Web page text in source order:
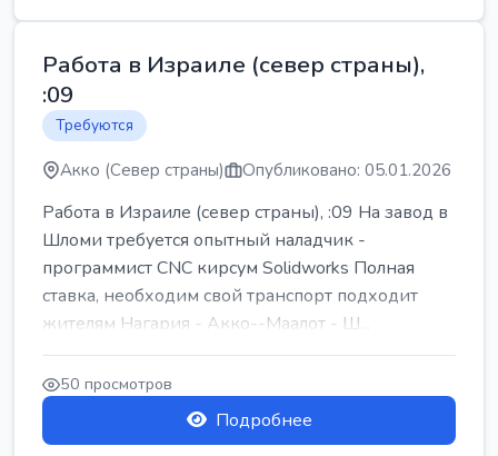
Работа в Израиле (север страны),
:09
Требуются
Акко (Север страны) Опубликовано: 05.01.2026
Работа в Израиле (север страны), :09 На завод в
Шломи требуется опытный наладчик -
программист CNC кирсум Solidworks Полная
ставка, необходим свой транспорт подходит
жителям Нагария - Акко--Маалот - Ш...
50 просмотров
Подробнее